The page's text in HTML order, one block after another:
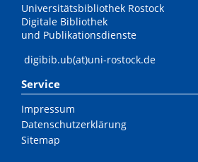
Universitätsbibliothek Rostock
Digitale Bibliothek
und Publikationsdienste
digibib.ub(at)uni-rostock.de
Service
Impressum
Datenschutzerklärung
Sitemap